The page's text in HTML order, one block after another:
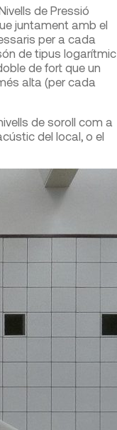
de Pressió
juntament amb el
per a cada
de tipus logarítmic
de fort que un
alta (per cada
de soroll com a
del local, o el